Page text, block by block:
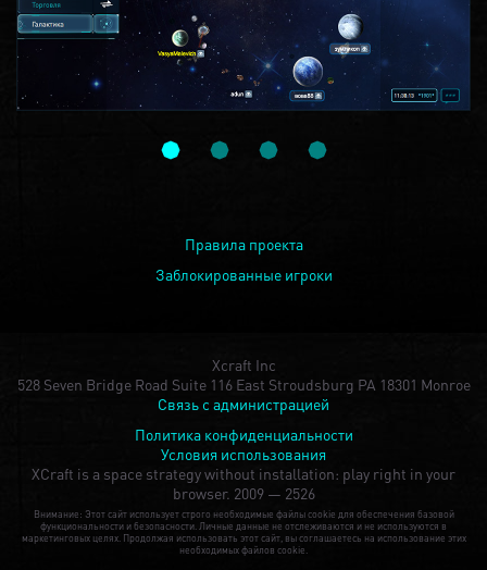
Правила проекта
Заблокированные игроки
Xcraft Inc
528 Seven Bridge Road Suite 116 East Stroudsburg PA 18301 Monroe
Связь с администрацией
Политика конфиденциальности
Условия использования
XCraft is a space strategy without installation: play right in your
browser. 2009 — 2526
Внимание: Этот сайт использует строго необходимые файлы cookie для обеспечения базовой
функциональности и безопасности. Личные данные не отслеживаются и не используются в
маркетинговых целях. Продолжая использовать этот сайт, вы соглашаетесь на использование этих
необходимых файлов cookie.